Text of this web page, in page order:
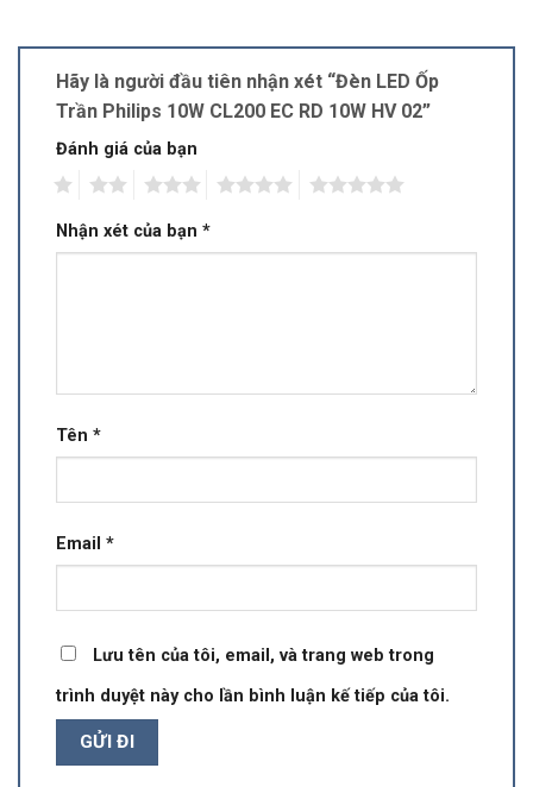
Hãy là người đầu tiên nhận xét “Đèn LED Ốp
Trần Philips 10W CL200 EC RD 10W HV 02”
Đánh giá của bạn
Nhận xét của bạn *
Tên *
Email *
Lưu tên của tôi, email, và trang web trong
trình duyệt này cho lần bình luận kế tiếp của tôi.